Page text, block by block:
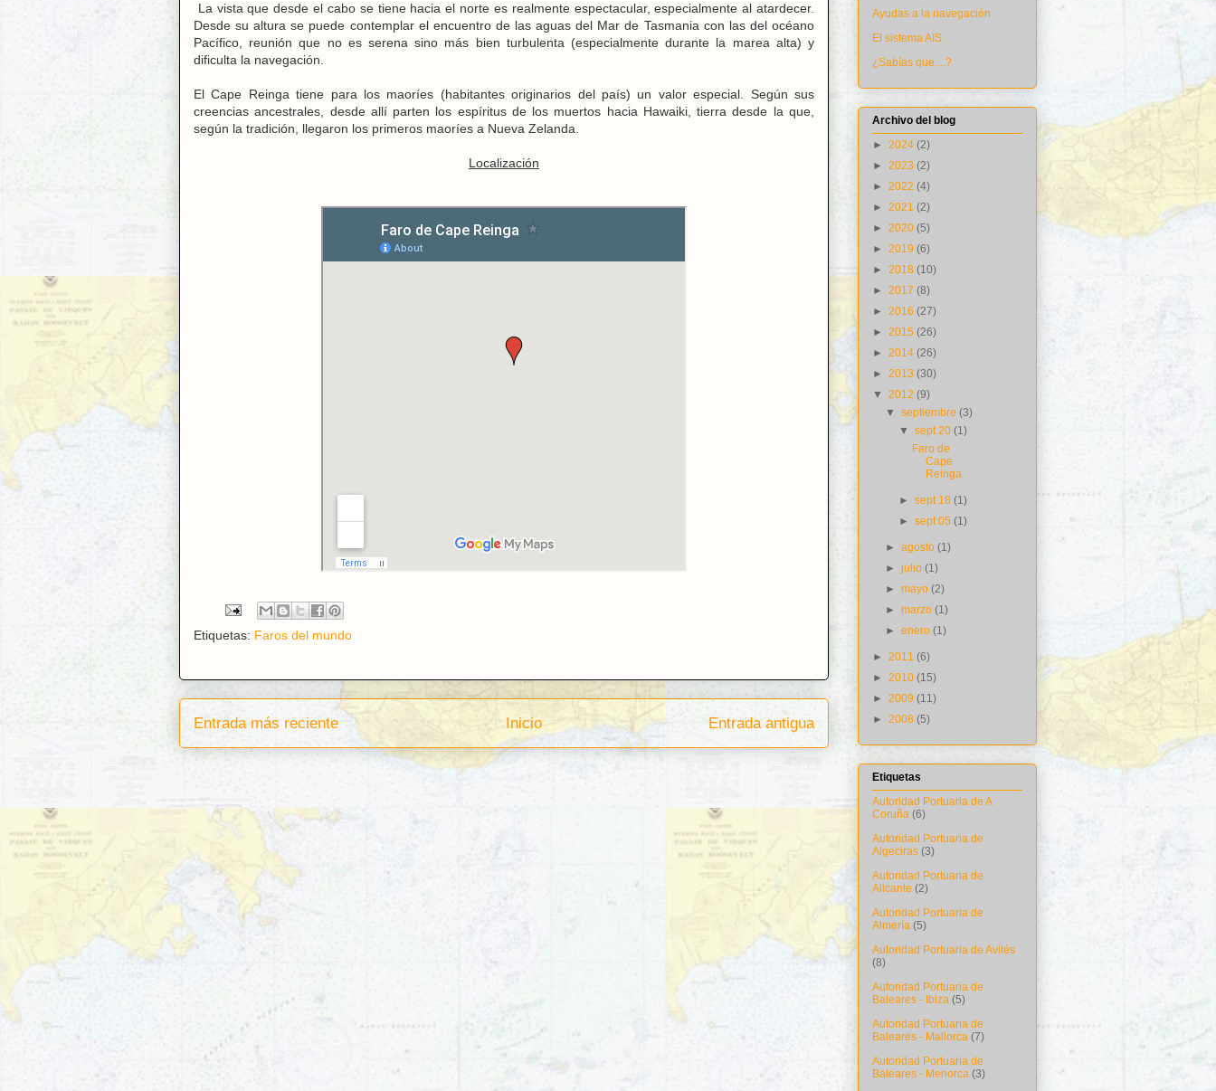
La vista que desde el cabo se tiene hacia el norte es realmente espectacular, especialmente al atardecer.
Desde su altura se puede contemplar el encuentro de las aguas del Mar de Tasmania con las del océano
Pacífico, reunión que no es serena sino más bien turbulenta (especialmente durante la marea alta) y
dificulta la navegación.
El Cape Reinga tiene para los maoríes (habitantes originarios del país) un valor especial. Según sus
creencias ancestrales, desde allí parten los espíritus de los muertos hacia Hawaiki, tierra desde la que,
según la tradición, llegaron los primeros maoríes a Nueva Zelanda.
Localización
Etiquetas: Faros del mundo
Entrada más reciente Entrada antigua
Inicio
Ayudas a la navegación
El sistema AIS
¿Sabías que....?
Archivo del blog
► 2024 (2)
► 2023 (2)
► 2022 (4)
► 2021 (2)
► 2020 (5)
► 2019 (6)
► 2018 (10)
► 2017 (8)
► 2016 (27)
► 2015 (26)
► 2014 (26)
► 2013 (30)
▼ 2012 (9)
▼septiembre(3)
▼ sept 20 (1)
Faro de
Cape
Reinga
► sept 18 (1)
► sept 05 (1)
►agosto(1)
►julio(1)
►mayo(2)
►marzo(1)
►enero(1)
► 2011 (6)
► 2010 (15)
► 2009 (11)
► 2008 (5)
Etiquetas
Autoridad Portuaria de A
Coruña (6)
Autoridad Portuaria de
Algeciras (3)
Autoridad Portuaria de
Alicante (2)
Autoridad Portuaria de
Almería (5)
Autoridad Portuaria de Avilés
(8)
Autoridad Portuaria de
Baleares - Ibiza (5)
Autoridad Portuaria de
Baleares - Mallorca (7)
Autoridad Portuaria de
Baleares - Menorca (3)